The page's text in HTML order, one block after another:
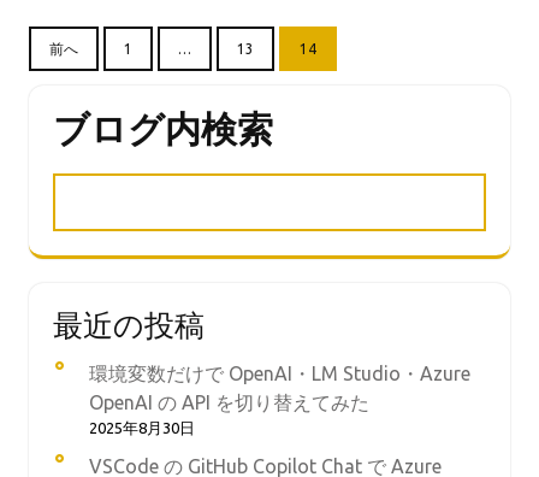
投
稿
ペ
ー
送
前へ 1 … 13 14
ブログ内検索
最近の投稿
環境変数だけで OpenAI・LM Studio・Azure
OpenAI の API を切り替えてみた
2025年8月30日
VSCode の GitHub Copilot Chat で Azure